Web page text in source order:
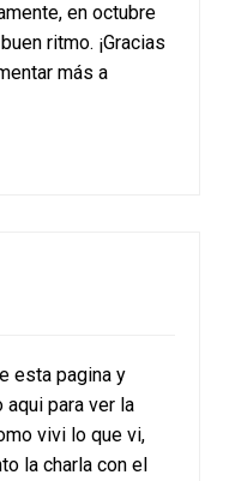
en octubre
ritmo. ¡Gracias
más a
esta pagina y
aqui para ver la
vivi lo que vi,
la charla con el